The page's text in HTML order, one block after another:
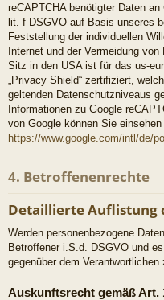
reCAPTCHA benötigter Daten
lit. f DSGVO auf Basis unseres
Feststellung der individuellen
Internet und der Vermeidung
Sitz in den USA ist für das us-
„Privacy Shield“ zertifiziert,
geltenden Datenschutzniveaus
Informationen zu Google
von Google können Sie einsehen
https://www.google.com/intl/de/
4. Betroffenenrechte
Detaillierte Auflistung
Werden personenbezogene
Betroffener i.S.d. DSGVO und
gegenüber dem Verantwortlichen
Auskunftsrecht gemäß Art.